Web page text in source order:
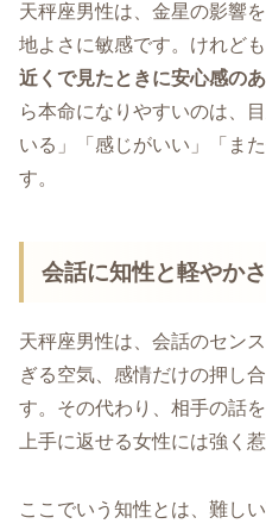
天秤座男性は、金星の影響
地よさに敏感です。けれど
近くで見たときに安心感の
ら本命になりやすいのは、
いる」「感じがいい」「ま
す。
会話に知性と軽やか
天秤座男性は、会話のセン
ぎる空気、感情だけの押し
す。その代わり、相手の話
上手に返せる女性には強く
ここでいう知性とは、難し